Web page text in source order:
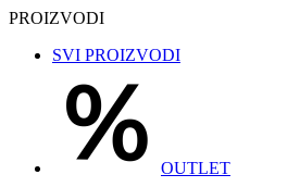
PROIZVODI
SVI PROIZVODI
OUTLET